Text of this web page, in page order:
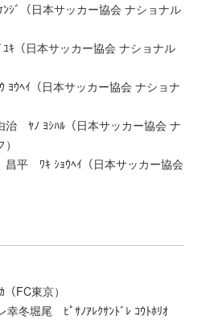
ﾞ（日本サッカー協会 ナショナル
（日本サッカー協会 ナショナル
ﾍｲ（日本サッカー協会 ナショナ
ﾔﾉ ﾖｼﾊﾙ（日本サッカー協会 ナ
平 ﾜｷ ｼｮｳﾍｲ（日本サッカー協会
FC東京）
冬堀尾 ﾋﾟｻﾉｱﾚｸｻﾝﾄﾞﾚ ｺｳﾄﾎﾘｵ